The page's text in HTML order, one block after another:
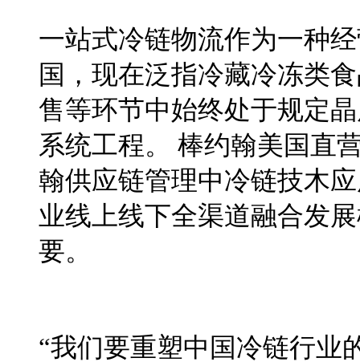
一站式冷链物流作为一种
国，现在泛指冷藏冷冻类
售等环节中始终处于规定
系统工程。
棒约翰美国直
翰供应链管理中冷链技木
业线上线下全渠道融合发
要。
“我们要重塑中国冷链行业